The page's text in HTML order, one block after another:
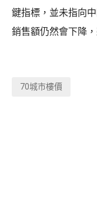
鍵指標，並未指向
銷售額仍然會下降
70城市樓價